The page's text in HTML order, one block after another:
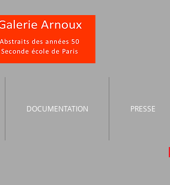
DOCUMENTATION PRESSE